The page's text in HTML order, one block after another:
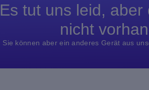
Es tut uns leid, aber
nicht
Sie können aber ein anderes Gerät aus